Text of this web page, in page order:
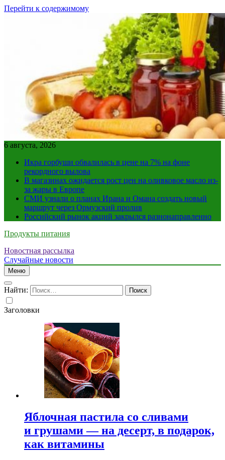
Перейти к содержимому
6 августа, 2026
Икра горбуши обвалилась в цене на 7% на фоне
рекордного вылова
В магазинах ожидается рост цен на оливковое масло из-
за жары в Европе
СМИ узнали о планах Ирана и Омана создать новый
маршрут через Ормузский пролив
Российский рынок акций закрылся разнонаправленно
Продукты питания
Новостная рассылка
Случайные новости
Меню
Найти:
Заголовки
Яблочная пастила со сливами
и грушами — на десерт, в подарок,
как витамины